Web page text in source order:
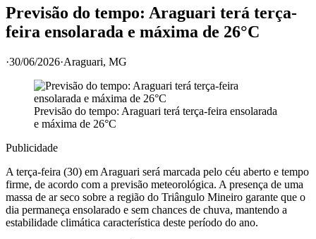
Previsão do tempo: Araguari terá terça-
feira ensolarada e máxima de 26°C
·30/06/2026·Araguari, MG
Previsão do tempo: Araguari terá terça-feira ensolarada
e máxima de 26°C
Publicidade
A terça-feira (30) em Araguari será marcada pelo céu aberto e tempo
firme, de acordo com a previsão meteorológica. A presença de uma
massa de ar seco sobre a região do Triângulo Mineiro garante que o
dia permaneça ensolarado e sem chances de chuva, mantendo a
estabilidade climática característica deste período do ano.